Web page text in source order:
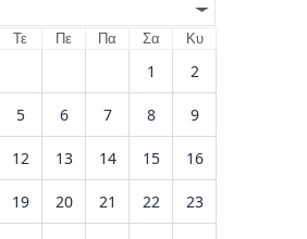
Τε Πε Πα Σα Κυ
1 2
5 6 7 8 9
12 13 14 15 16
19 20 21 22 23